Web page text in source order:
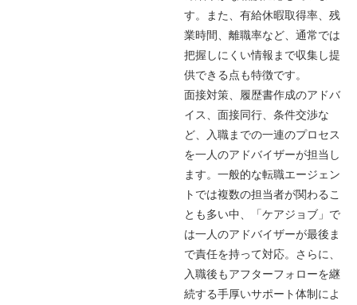
す。また、有給休暇取得率、残
業時間、離職率など、通常では
把握しにくい情報まで収集し提
供できる点も特徴です。
面接対策、履歴書作成のアドバ
イス、面接同行、条件交渉な
ど、入職までの一連のプロセス
を一人のアドバイザーが担当し
ます。一般的な転職エージェン
トでは複数の担当者が関わるこ
とも多い中、「ケアジョブ」で
は一人のアドバイザーが最後ま
で責任を持って対応。さらに、
入職後もアフターフォローを継
続する手厚いサポート体制によ